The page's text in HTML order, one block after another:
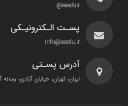
eaeduir@
پسـت الـکترونیـکی
info@eaedu.ir
آدرس پسـتی
ایران، تهران، خیابان آزادی،